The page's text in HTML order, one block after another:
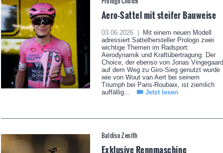
Aero-Sattel mit steifer Bauweise
03.06.2026 |
Mit einem neuen Modell
adressiert Sattelhersteller Prologo zwei
wichtige Themen im Radsport:
Aerodynamik und Kraftübertragung. Der
Choice, der ebenso von Jonas Vingegaard
auf dem Weg zu Giro-Sieg genutzt wurde
wie von Wout van Aert bei seinem
Triumph bei Paris-Roubaix, ist ziemlich
auffällig...
Jetzt lesen
Baldiso Zenith
Exklusive Rennmaschine